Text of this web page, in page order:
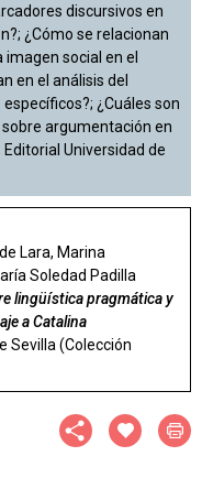
discursivos en
¿Cómo se relacionan
social en el
en el análisis del
¿Cuáles son
argumentación en
Universidad de
Lara, Marina
Soledad Padilla
lingüística pragmática y
a Catalina
Sevilla (Colección